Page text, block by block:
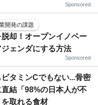
Sponsored
開発の課題
却！オープンイノベー
ェンダにする方法
Sponsored
タミンCでもない...骨密
結「98%の日本人が不
取れる食材